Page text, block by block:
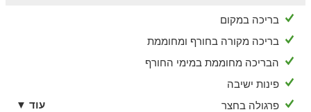
בריכה במקום
בריכה מקורה בחורף ומחוממת
הבריכה מחוממת במימי החורף
פינות ישיבה
פרגולה בחצר
עוד ▼